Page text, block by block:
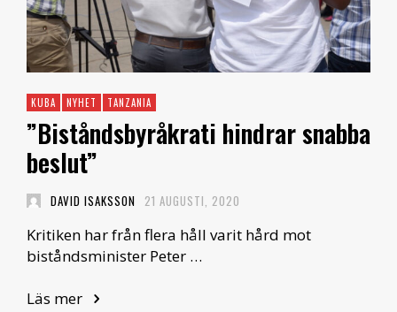
KUBA NYHET TANZANIA
”Biståndsbyråkrati hindrar snabba
beslut”
DAVID ISAKSSON 21 AUGUSTI, 2020
Kritiken har från flera håll varit hård mot
biståndsminister Peter …
Läs mer